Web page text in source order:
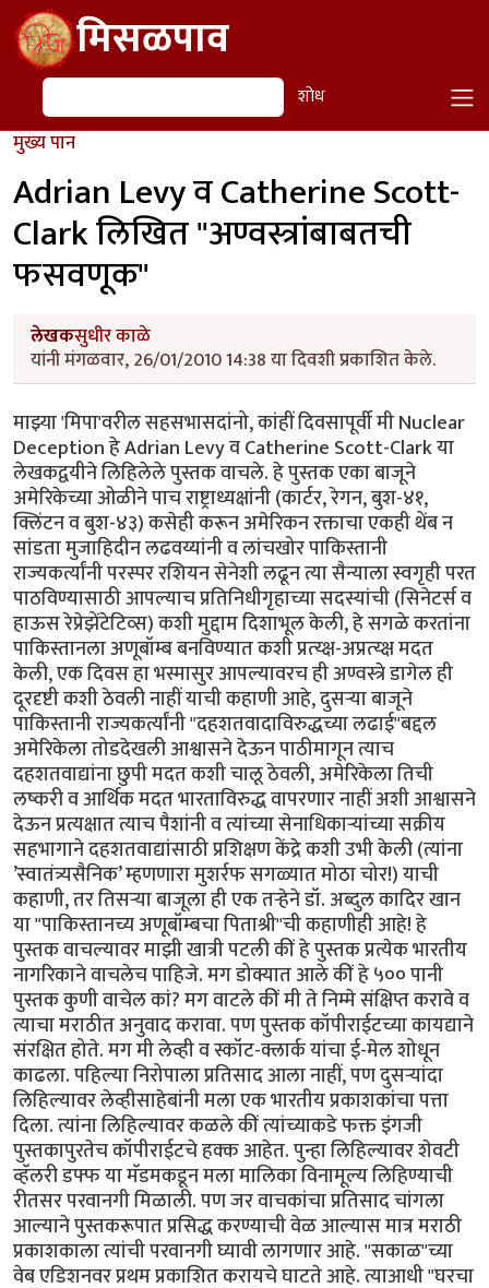
Skip to main contentमिसळपाव
शोध शोध
मुख्य पान
Adrian Levy व Catherine Scott-
Clark लिखित "अण्वस्त्रांबाबतची
फसवणूक"
लेखकसुधीर काळे
यांनी मंगळवार, 26/01/2010 14:38 या दिवशी प्रकाशित केले.
माझ्या 'मिपा'वरील सहसभासदांनो, कांहीं दिवसापूर्वी मी Nuclear
Deception हे Adrian Levy व Catherine Scott-Clark या
लेखकद्वयीने लिहिलेले पुस्तक वाचले. हे पुस्तक एका बाजूने
अमेरिकेच्या ओळीने पाच राष्ट्राध्यक्षांनी (कार्टर, रेगन, बुश-४१,
क्लिंटन व बुश-४३) कसेही करून अमेरिकन रक्ताचा एकही थेंब न
सांडता मुजाहिदीन लढवय्यांनी व लांचखोर पाकिस्तानी
राज्यकर्त्यांनी परस्पर रशियन सेनेशी लढून त्या सैन्याला स्वगृही परत
पाठविण्यासाठी आपल्याच प्रतिनिधीगृहाच्या सदस्यांची (सिनेटर्स व
हाऊस रेप्रेझेंटेटिव्स) कशी मुद्दाम दिशाभूल केली, हे सगळे करतांना
पाकिस्तानला अणूबॉम्ब बनविण्यात कशी प्रत्य्क्ष-अप्रत्य्क्ष मदत
केली, एक दिवस हा भस्मासुर आपल्यावरच ही अण्वस्त्रे डागेल ही
दूरदृष्टी कशी ठेवली नाहीं याची कहाणी आहे, दुसर्‍या बाजूने
पाकिस्तानी राज्यकर्त्यांनी "दहशतवादाविरुद्धच्या लढाई"बद्दल
अमेरिकेला तोडदेखली आश्वासने देऊन पाठीमागून त्याच
दहशतवाद्यांना छुपी मदत कशी चालू ठेवली, अमेरिकेला तिची
लष्करी व आर्थिक मदत भारताविरुद्ध वापरणार नाहीं अशी आश्वासने
देऊन प्रत्यक्षात त्याच पैशांनी व त्यांच्या सेनाधिकार्‍यांच्या सक्रीय
सहभागाने दहशतवाद्यांसाठी प्रशिक्षण केंद्रे कशी उभी केली (त्यांना
’स्वातंत्र्यसैनिक’ म्हणणारा मुशर्रफ सगळ्यात मोठा चोर!) याची
कहाणी, तर तिसर्‍या बाजूला ही एक तर्‍हेने डॉ. अब्दुल कादिर खान
या "पाकिस्तानच्य अणूबॉम्बचा पिताश्री"ची कहाणीही आहे! हे
पुस्तक वाचल्यावर माझी खात्री पटली कीं हे पुस्तक प्रत्येक भारतीय
नागरिकाने वाचलेच पाहिजे. मग डोक्यात आले कीं हे ५०० पानी
पुस्तक कुणी वाचेल कां? मग वाटले कीं मी ते निम्मे संक्षिप्त करावे व
त्याचा मराठीत अनुवाद करावा. पण पुस्तक कॉपीराईटच्या कायद्याने
संरक्षित होते. मग मी लेव्ही व स्कॉट-क्लार्क यांचा ई-मेल शोधून
काढला. पहिल्या निरोपाला प्रतिसाद आला नाहीं, पण दुसर्‍यांदा
लिहिल्यावर लेव्हीसाहेबांनी मला एक भारतीय प्रकाशकांचा पत्ता
दिला. त्यांना लिहिल्यावर कळले कीं त्यांच्याकडे फक्त इंगजी
पुस्तकापुरतेच कॉपीराईटचे हक्क आहेत. पुन्हा लिहिल्यावर शेवटी
व्हॅलरी डफ्फ या मॅडमकडून मला मालिका विनामूल्य लिहिण्याची
रीतसर परवानगी मिळाली. पण जर वाचकांचा प्रतिसाद चांगला
आल्याने पुस्तकरूपात प्रसिद्ध करण्याची वेळ आल्यास मात्र मराठी
प्रकाशकाला त्यांची परवानगी घ्यावी लागणार आहे. "सकाळ"च्या
वेब एडिशनवर प्रथम प्रकाशित करायचे घाटते आहे. त्याआधी "घरचा